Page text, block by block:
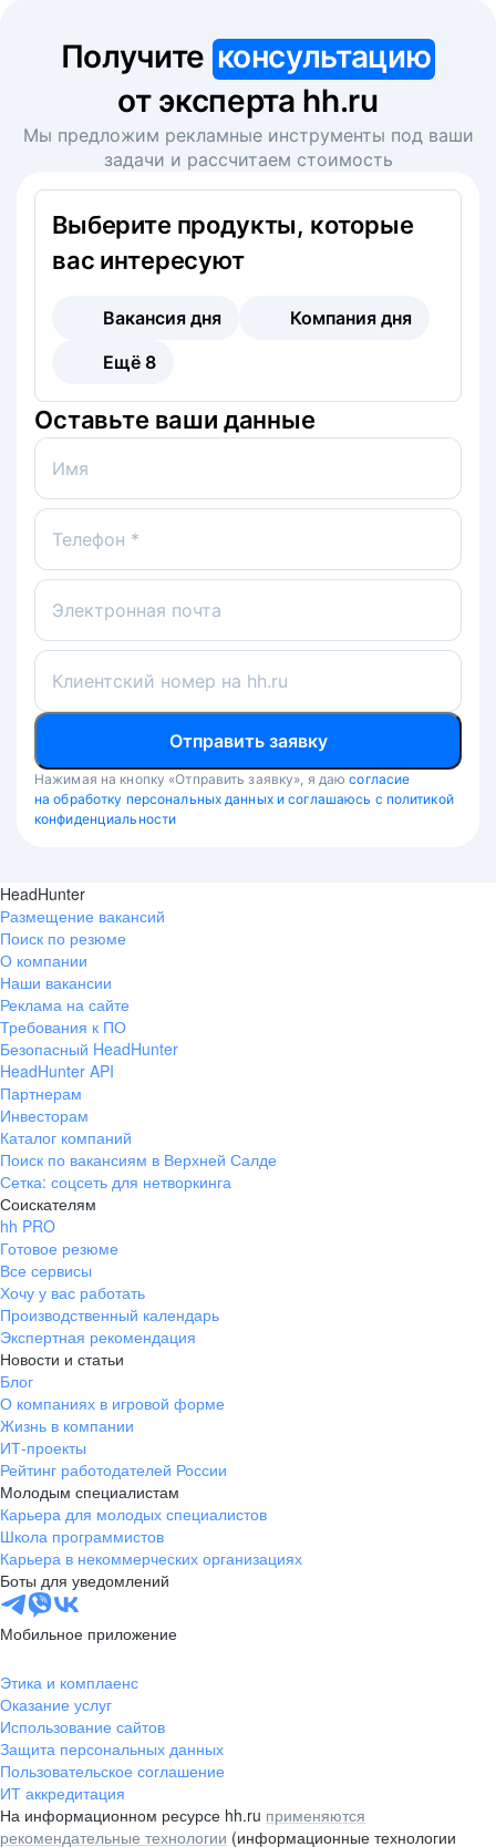
Получите консультацию
от эксперта hh.ru
Мы предложим рекламные инструменты под ваши
задачи и рассчитаем стоимость
Выберите продукты, которые
вас интересуют
Вакансия дня
Компания дня
Ещё 8
Оставьте ваши данные
Имя
Телефон *
Электронная почта
Клиентский номер на hh.ru
Отправить заявку
Нажимая на кнопку «Отправить заявку», я даю согласие
на обработку персональных данных и соглашаюсь с политикой
конфиденциальности
HeadHunter
Размещение вакансий
Поиск по резюме
О компании
Наши вакансии
Реклама на сайте
Требования к ПО
Безопасный HeadHunter
HeadHunter API
Партнерам
Инвесторам
Каталог компаний
Поиск по вакансиям в Верхней Салде
Сетка: соцсеть для нетворкинга
Соискателям
hh PRO
Готовое резюме
Все сервисы
Хочу у вас работать
Производственный календарь
Экспертная рекомендация
Новости и статьи
Блог
О компаниях в игровой форме
Жизнь в компании
ИТ-проекты
Рейтинг работодателей России
Молодым специалистам
Карьера для молодых специалистов
Школа программистов
Карьера в некоммерческих организациях
Боты для уведомлений
Мобильное приложение
Этика и комплаенс
Оказание услуг
Использование сайтов
Защита персональных данных
Пользовательское соглашение
ИТ аккредитация
На информационном ресурсе hh.ru применяются
рекомендательные технологии (информационные технологии